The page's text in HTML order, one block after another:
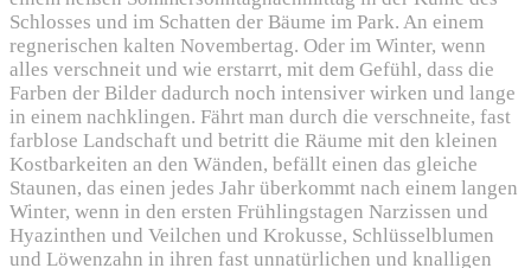
Schlosses und im Schatten der Bäume im Park. An einem
regnerischen kalten Novembertag. Oder im Winter, wenn
alles verschneit und wie erstarrt, mit dem Gefühl, dass die
Farben der Bilder dadurch noch intensiver wirken und lange
in einem nachklingen. Fährt man durch die verschneite, fast
farblose Landschaft und betritt die Räume mit den kleinen
Kostbarkeiten an den Wänden, befällt einen das gleiche
Staunen, das einen jedes Jahr überkommt nach einem langen
Winter, wenn in den ersten Frühlingstagen Narzissen und
Hyazinthen und Veilchen und Krokusse, Schlüsselblumen
und Löwenzahn in ihren fast unnatürlichen und knalligen